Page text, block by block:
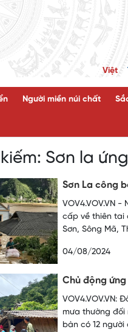
Việt
Người miền núi chất
Sơn la
Sơn La công
VOV4.VOV.VN
cấp về thiên tai
Sơn, Sông Mã,
04/08/2024
Chủ động
VOV4.VOV.VN:
mưa thường
bàn có 12